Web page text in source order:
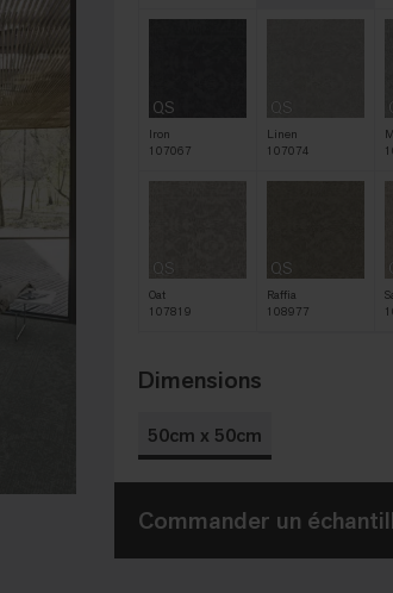
QS
Iron
107067
QS
Linen
107074
QS
Oat
107819
QS
Raffia
108977
Dimensions
50cm x 50cm
Commander un